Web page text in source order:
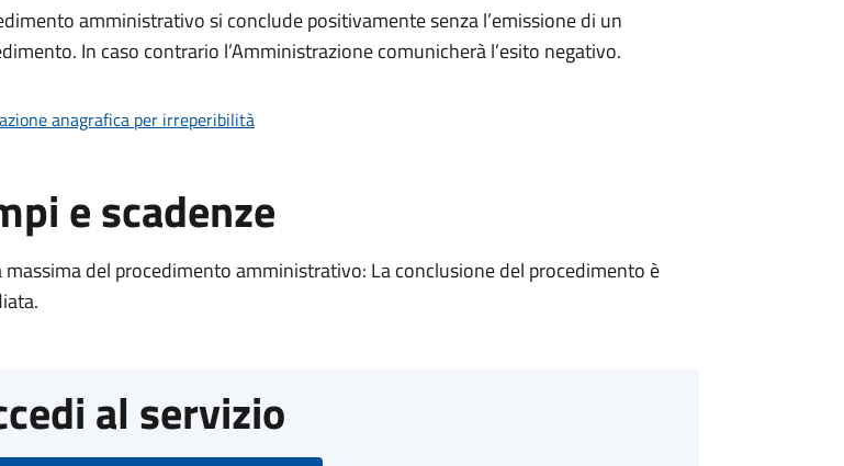
amministrativo si conclude positivamente senza l’emissione di un
In caso contrario l’Amministrazione comunicherà l’esito negativo.
anagrafica per irreperibilità
e scadenze
massima del procedimento amministrativo: La conclusione del procedimento è
al servizio